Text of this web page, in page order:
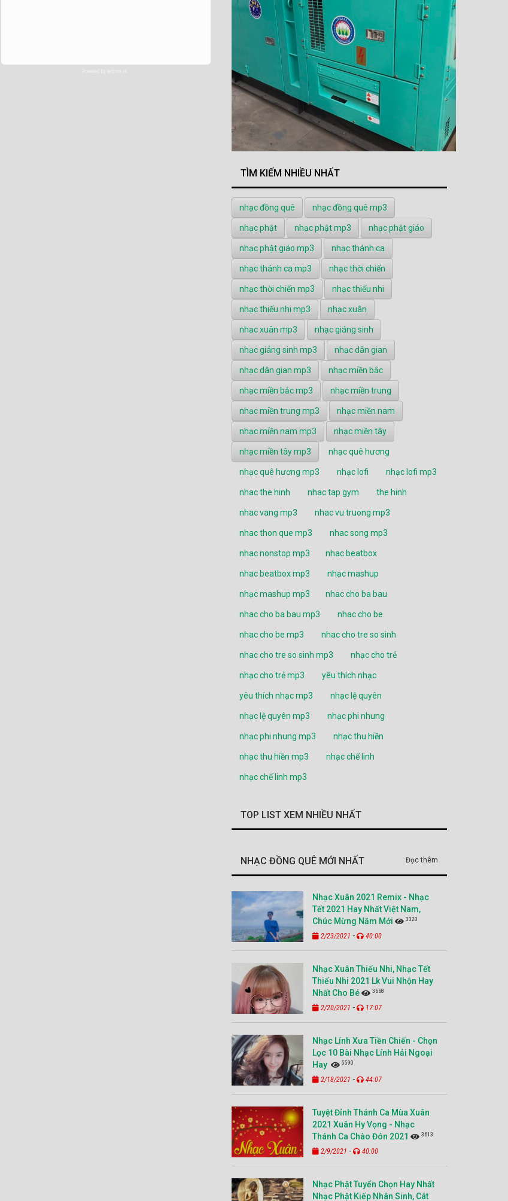
TÌM KIẾM NHIỀU NHẤT
nhạc đồng quê nhạc đồng quê mp3
nhạc phật nhạc phật mp3 nhạc phật giáo
nhạc phật giáo mp3 nhạc thánh ca
nhạc thánh ca mp3 nhạc thời chiến
nhạc thời chiến mp3 nhạc thiếu nhi
nhạc thiếu nhi mp3 nhạc xuân
nhạc xuân mp3 nhạc giáng sinh
nhạc giáng sinh mp3 nhạc dân gian
nhạc dân gian mp3 nhạc miền bắc
nhạc miền bắc mp3 nhạc miền trung
nhạc miền trung mp3 nhạc miền nam
nhạc miền nam mp3 nhạc miền tây
nhạc miền tây mp3 nhạc quê hương
nhạc quê hương mp3 nhạc lofi nhạc lofi mp3
nhac the hinh nhac tap gym the hinh
nhac vang mp3 nhac vu truong mp3
nhac thon que mp3 nhac song mp3
nhac nonstop mp3 nhac beatbox
nhac beatbox mp3 nhạc mashup
nhạc mashup mp3 nhac cho ba bau
nhac cho ba bau mp3 nhac cho be
nhac cho be mp3 nhac cho tre so sinh
nhac cho tre so sinh mp3 nhạc cho trẻ
nhạc cho trẻ mp3 yêu thích nhạc
yêu thích nhạc mp3 nhạc lệ quyên
nhạc lệ quyên mp3 nhạc phi nhung
nhạc phi nhung mp3 nhạc thu hiền
nhạc thu hiền mp3 nhạc chế linh
nhạc chế linh mp3
TOP LIST XEM NHIỀU NHẤT
NHẠC ĐỒNG QUÊ MỚI NHẤT Đọc thêm
Nhạc Xuân 2021 Remix - Nhạc
Tết 2021 Hay Nhất Việt Nam,
Chúc Mừng Năm Mới
3320
2/23/2021 - 40:00
Nhạc Xuân Thiếu Nhi, Nhạc Tết
Thiếu Nhi 2021 Lk Vui Nhộn Hay
Nhất Cho Bé
3668
2/20/2021 - 17:07
Nhạc Lính Xưa Tiền Chiến - Chọn
Lọc 10 Bài Nhạc Lính Hải Ngoại
Hay
5590
2/18/2021 - 44:07
Tuyệt Đỉnh Thánh Ca Mùa Xuân
2021 Xuân Hy Vọng - Nhạc
Thánh Ca Chào Đón 2021
3613
2/9/2021 - 40:00
Nhạc Phật Tuyển Chọn Hay Nhất
Nhạc Phật Kiếp Nhân Sinh, Cát